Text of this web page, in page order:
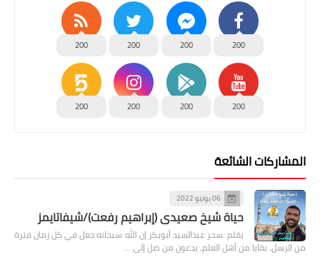
200
200
200
200
200
200
200
200
المشاركات الشائعة
06 يونيو 2022
حياة شيخ صعيدى (إبراهيم رفعت)/شيفاتايمز
بقلم :سحر عبدالسيد أبوبكر إن الله سبحانه جعل في كل زمان فترة
من الرسل، بقايا من أهل العلم، يدعون من ضل إلى …